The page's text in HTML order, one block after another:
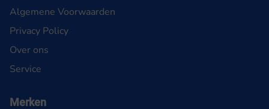
Algemene Voorwaarden
Privacy Policy
Over ons
Service
Merken